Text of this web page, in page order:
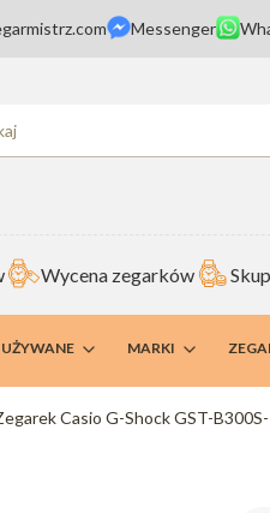
Messenger
Wycena zegarków
MARKI
Casio G-Shock GST-